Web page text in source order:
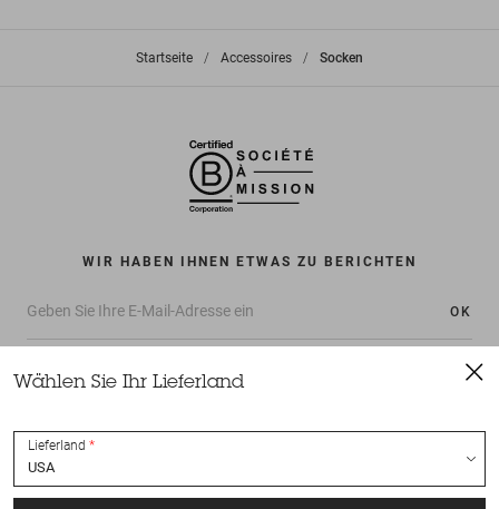
Startseite >
Accessoires >
Socken
WIR HABEN IHNEN ETWAS ZU BERICHTEN
OK
Wählen Sie Ihr Lieferland
Lieferland